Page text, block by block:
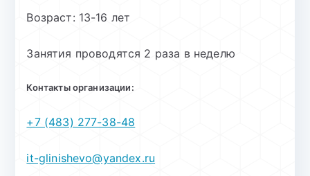
Возраст: 13-16 лет
Занятия проводятся 2 раза в неделю
Контакты организации:
+7 (483) 277-38-48
it-glinishevo@yandex.ru